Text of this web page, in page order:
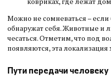
Можно не сомневаться –
обнаружат себя. Животные и
чесаться. Отметим, что под
появляются, эта
Пути передачи человеку